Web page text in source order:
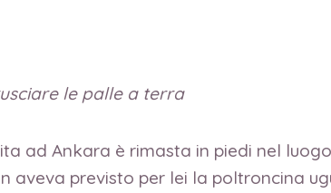
le palle a terra
ad Ankara è rimasta in piedi nel
aveva previsto per lei la poltroncina